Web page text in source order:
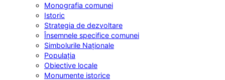
Monografia comunei
Istoric
Strategia de dezvoltare
Însemnele specifice comunei
Simbolurile Naționale
Populația
Obiective locale
Monumente istorice